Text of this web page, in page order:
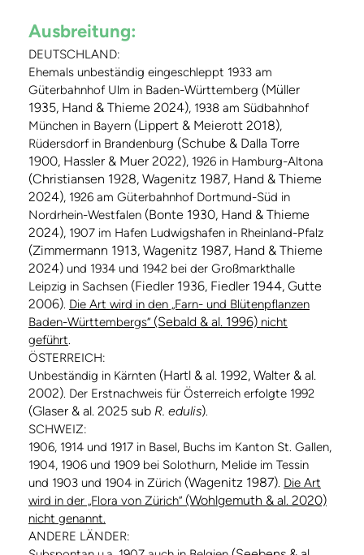
Ausbreitung:
DEUTSCHLAND:
Ehemals unbeständig eingeschleppt 1933 am
Güterbahnhof Ulm in Baden-Württemberg (Müller
1935, Hand & Thieme 2024), 1938 am Südbahnhof
München in Bayern (Lippert & Meierott 2018),
Rüdersdorf in Brandenburg (Schube & Dalla Torre
1900, Hassler & Muer 2022), 1926 in Hamburg-Altona
(Christiansen 1928, Wagenitz 1987, Hand & Thieme
2024), 1926 am Güterbahnhof Dortmund-Süd in
Nordrhein-Westfalen (Bonte 1930, Hand & Thieme
2024), 1907 im Hafen Ludwigshafen in Rheinland-Pfalz
(Zimmermann 1913, Wagenitz 1987, Hand & Thieme
2024) und 1934 und 1942 bei der Großmarkthalle
Leipzig in Sachsen (Fiedler 1936, Fiedler 1944, Gutte
2006). Die Art wird in den „Farn- und Blütenpflanzen
Baden-Württembergs“ (Sebald & al. 1996) nicht
geführt.
ÖSTERREICH:
Unbeständig in Kärnten (Hartl & al. 1992, Walter & al.
2002). Der Erstnachweis für Österreich erfolgte 1992
(Glaser & al. 2025 sub R. edulis).
SCHWEIZ:
1906, 1914 und 1917 in Basel, Buchs im Kanton St. Gallen,
1904, 1906 und 1909 bei Solothurn, Melide im Tessin
und 1903 und 1904 in Zürich (Wagenitz 1987). Die Art
wird in der „Flora von Zürich“ (Wohlgemuth & al. 2020)
nicht genannt.
ANDERE LÄNDER: